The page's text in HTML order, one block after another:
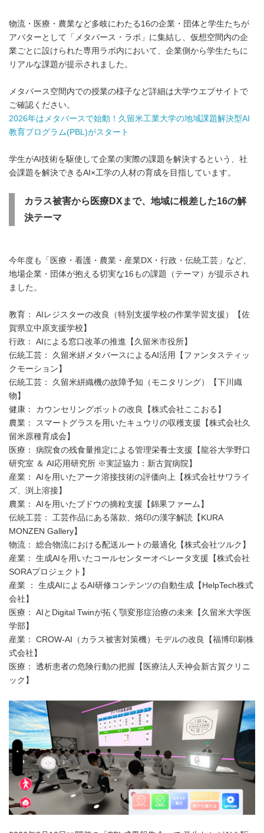
物流・医療・農業など多岐にわたる16の企業・団体と学生たちが
アバターとして「メタバース・ラボ」に集結し、仮想空間内の企
業ごとに設けられた専用ラボ内において、企業側から学生たちに
リアルな課題が提示されました。
メタバース空間内での授業の様子など詳細は大学ウエブサイトで
ご確認ください。
2026年はメタバースで始動！久留米工業大学の地域課題解決型AI
教育プログラム(PBL)がスタート
学生がAI技術を駆使して企業の実際の課題を解決するという、社
会課題を解決できるAI×工学の人材の育成を目指しています。
カラス被害から医療DXまで、地域に根差した16の解
決テーマ
今年度も「医療・看護・農業・産業DX・行政・伝統工芸」など、
地場企業・団体が抱える切実な16もの課題（テーマ）が提示され
ました。
教育： AIレジスターの改良（特別支援学校の作業学習支援）【佐
賀県立中原支援学校】
行政： AIによる窓口改革の推進【久留米市役所】
伝統工芸： 久留米絣メタバースによるAI活用【ファンタスティッ
クモーション】
伝統工芸： 久留米絣織機の故障予知（モニタリング）【下川織
物】
健康： カウンセリングボットの改良【株式会社ここおる】
農業： スマートグラスを用いたキュウリの収穫支援【株式会社久
留米原種育成会】
医療： 病院食の残食量推定による管理栄養士支援【龍谷大学野口
研究室 ＆ AI応用研究所 ※実証協力：新古賀病院】
産業： AIを用いたアーク溶接技術の評価向上【株式会社サワライ
ズ、渕上溶接】
農業： AIを用いたブドウの摘粒支援【錦果ファーム】
伝統工芸： 工芸作品にある落款、烙印の漢字解読【KURA
MONZEN Gallery】
物流： 総合物流における配送ルートの最適化【株式会社ツルク】
産業： 生成AIを用いたコールセンターオペレータ支援【株式会社
SORAプロジェクト】
産業 ： 生成AIによるAI研修コンテンツの自動生成【HelpTech株式
会社】
医療： AIとDigital Twinが拓く顎変形症治療の未来【久留米大学医
学部】
産業： CROW-AI（カラス被害対策機）モデルの改良【福博印刷株
式会社】
医療： 透析患者の危険行動の把握【医療法人天神会新古賀クリニ
ック】